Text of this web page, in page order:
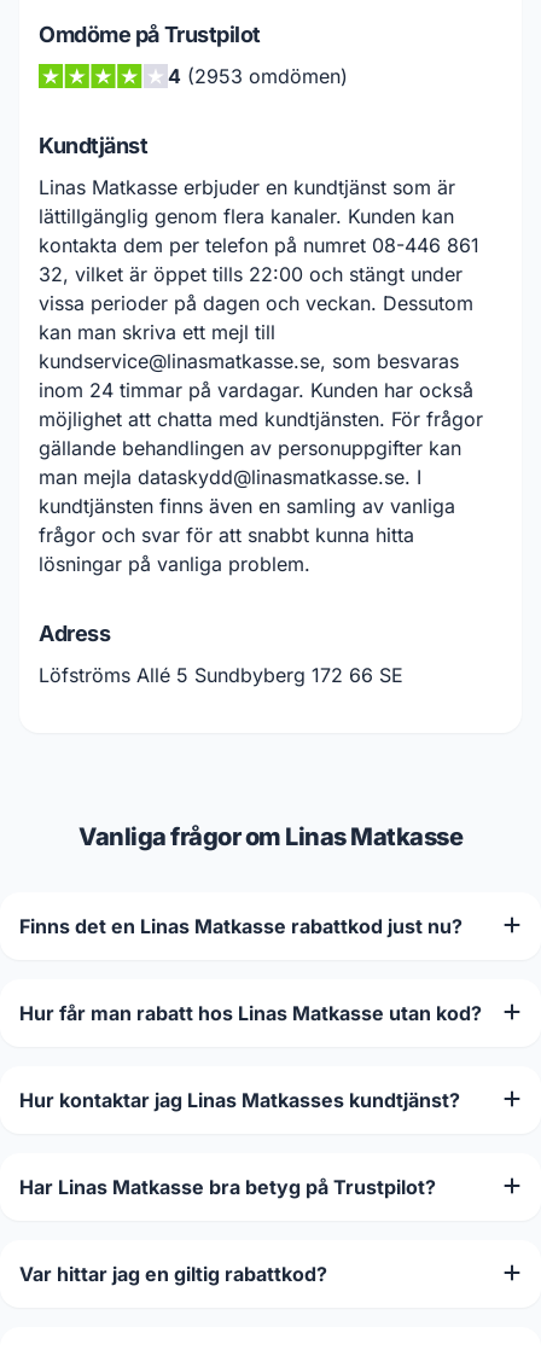
Omdöme på Trustpilot
4 (2953 omdömen)
Kundtjänst
Linas Matkasse erbjuder en kundtjänst som är
lättillgänglig genom flera kanaler. Kunden kan
kontakta dem per telefon på numret 08-446 861
32, vilket är öppet tills 22:00 och stängt under
vissa perioder på dagen och veckan. Dessutom
kan man skriva ett mejl till
kundservice@linasmatkasse.se, som besvaras
inom 24 timmar på vardagar. Kunden har också
möjlighet att chatta med kundtjänsten. För frågor
gällande behandlingen av personuppgifter kan
man mejla dataskydd@linasmatkasse.se. I
kundtjänsten finns även en samling av vanliga
frågor och svar för att snabbt kunna hitta
lösningar på vanliga problem.
Adress
Löfströms Allé 5 Sundbyberg 172 66 SE
Vanliga frågor om Linas Matkasse
Finns det en Linas Matkasse rabattkod just nu?
Hur får man rabatt hos Linas Matkasse utan kod?
Hur kontaktar jag Linas Matkasses kundtjänst?
Har Linas Matkasse bra betyg på Trustpilot?
Var hittar jag en giltig rabattkod?